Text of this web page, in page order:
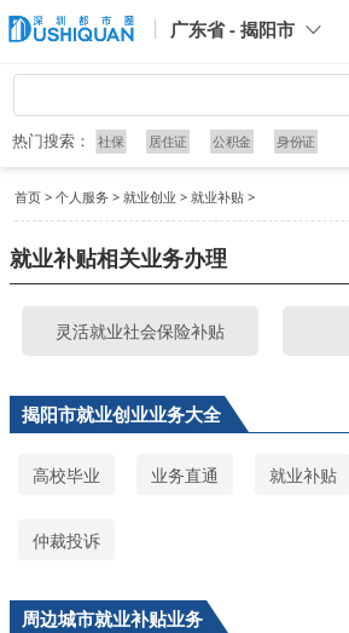
广东省 - 揭阳市
热门搜索： 社保 居住证 公积金 身份证
首页 > 个人服务 > 就业创业 > 就业补贴 >
就业补贴相关业务办理
灵活就业社会保险补贴
揭阳市就业创业业务大全
高校毕业 业务直通 就业补贴
仲裁投诉
周边城市就业补贴业务